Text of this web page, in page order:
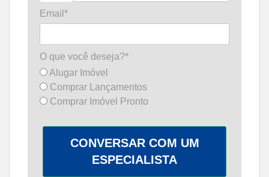
Email*
O que você deseja?*
Alugar Imóvel
Comprar Lançamentos
Comprar Imóvel Pronto
CONVERSAR COM UM
ESPECIALISTA